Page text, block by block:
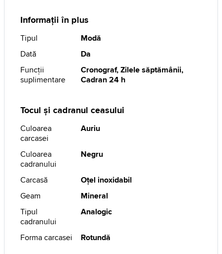
Informații în plus
Tipul
Modă
Dată
Da
Funcţii
suplimentare
Cronograf, Zilele săptămânii,
Cadran 24 h
Tocul și cadranul ceasului
Culoarea
carcasei
Auriu
Culoarea
cadranului
Negru
Carcasă
Oţel inoxidabil
Geam
Mineral
Tipul
cadranului
Analogic
Forma carcasei Rotundă